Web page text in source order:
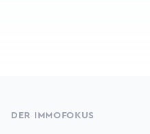
DER IMMOFOKUS